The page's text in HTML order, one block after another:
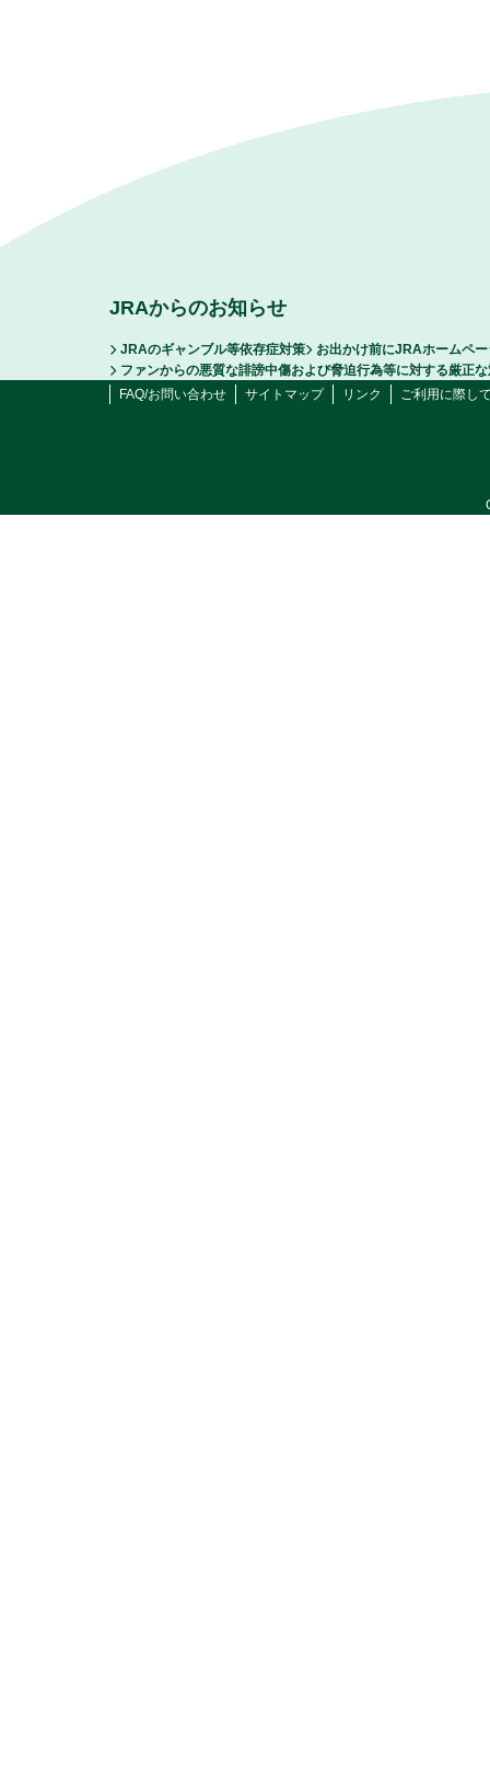
JRAからのお知らせ
JRAのギャンブル等依存症対策
お出かけ前にJRAホームペ
ファンからの悪質な誹謗中傷および脅迫行為等に対する厳正
FAQ/お問い合わせ
サイトマップ リンク ご利用に際し